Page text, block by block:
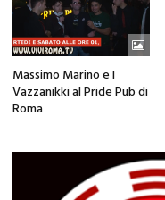
Massimo Marino e I
Vazzanikki al Pride Pub di
Roma